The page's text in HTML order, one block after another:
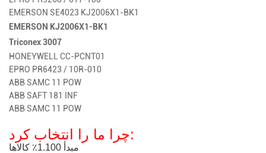
EMERSON SE4023 KJ2006X1-BK1
EMERSON KJ2006X1-BK1
Triconex 3007
HONEYWELL CC-PCNT01
EPRO PR6423 / 10R-010
ABB SAMC 11 POW
ABB SAFT 181 INF
ABB SAMC 11 POW
چرا ما را انتخاب کرد:
مبدأ 1.100٪
کالاها